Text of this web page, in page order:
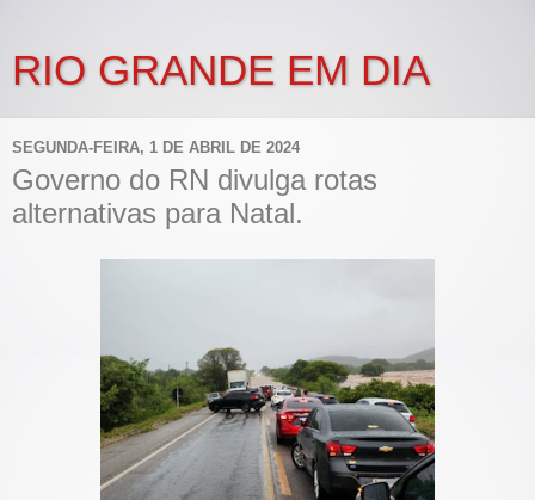
RIO GRANDE EM DIA
SEGUNDA-FEIRA, 1 DE ABRIL DE 2024
Governo do RN divulga rotas
alternativas para Natal.